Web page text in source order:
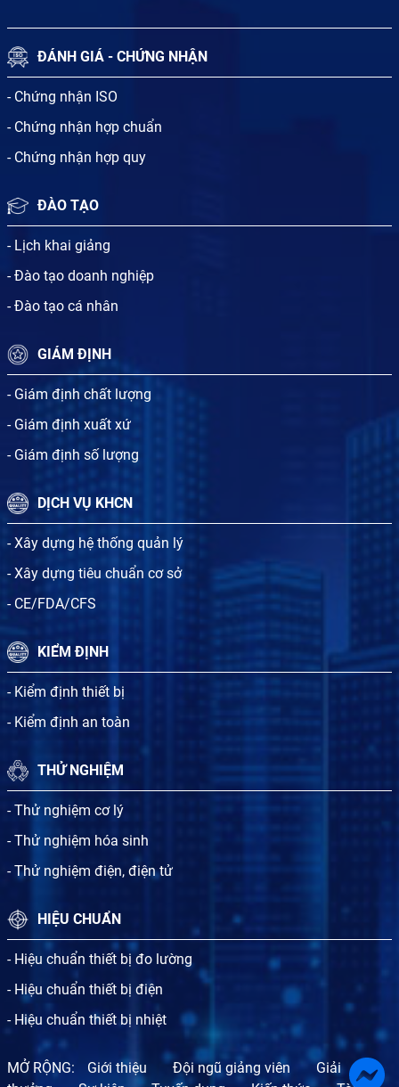
ĐÁNH GIÁ - CHỨNG NHẬN
- Chứng nhận ISO
- Chứng nhận hợp chuẩn
- Chứng nhận hợp quy
ĐÀO TẠO
- Lịch khai giảng
- Đào tạo doanh nghiệp
- Đào tạo cá nhân
GIÁM ĐỊNH
- Giám định chất lượng
- Giám định xuất xứ
- Giám định số lượng
DỊCH VỤ KHCN
- Xây dựng hệ thống quản lý
- Xây dựng tiêu chuẩn cơ sở
- CE/FDA/CFS
KIỂM ĐỊNH
- Kiểm định thiết bị
- Kiểm định an toàn
THỬ NGHIỆM
- Thử nghiệm cơ lý
- Thử nghiệm hóa sinh
- Thử nghiệm điện, điện tử
HIỆU CHUẨN
- Hiệu chuẩn thiết bị đo lường
- Hiệu chuẩn thiết bị điện
- Hiệu chuẩn thiết bị nhiệt
MỞ RỘNG: Giới thiệu Đội ngũ giảng viên
Giải